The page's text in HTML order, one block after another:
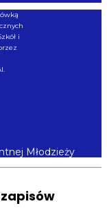
i
Młodzieży